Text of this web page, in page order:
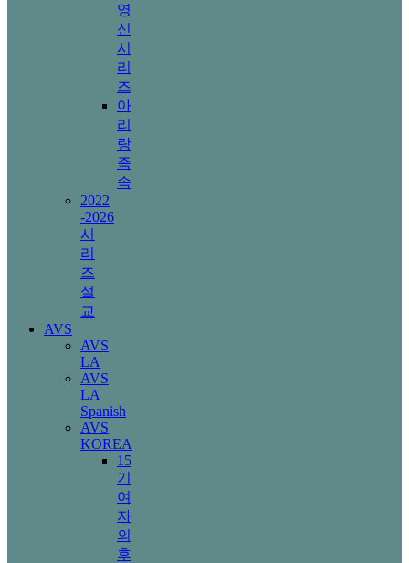
영
신
시
리
즈
아
리
랑
족
속
2022
-2026
시
리
즈
설
교
AVS
AVS
LA
AVS
LA
Spanish
AVS
KOREA
15
기
여
자
의
후